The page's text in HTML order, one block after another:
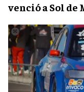
venció a Sol de